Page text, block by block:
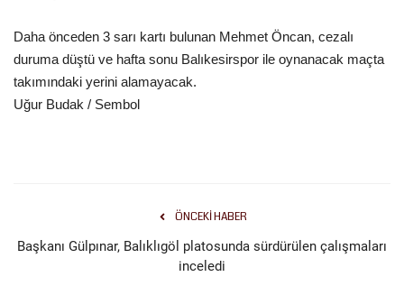
Daha önceden 3 sarı kartı bulunan Mehmet Öncan, cezalı
duruma düştü ve hafta sonu Balıkesirspor ile oynanacak maçta
takımındaki yerini alamayacak.
Uğur Budak / Sembol
ÖNCEKI HABER
Başkanı Gülpınar, Balıklıgöl platosunda sürdürülen çalışmaları
inceledi